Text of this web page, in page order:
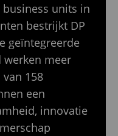
business units in
bestrijkt DP
geïntegreerde
werken meer
158
een
innovatie